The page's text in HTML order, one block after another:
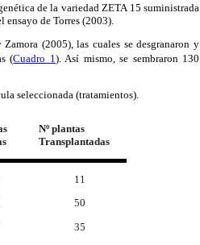
de la variedad ZETA 15 suministrada
ensayo de Torres (2003).
(2005), las cuales se desgranaron y
(Cuadro 1 ). Así mismo, se sembraron 130
seleccionada (tratamientos).
Nº plantas
Transplantadas
11
50
35